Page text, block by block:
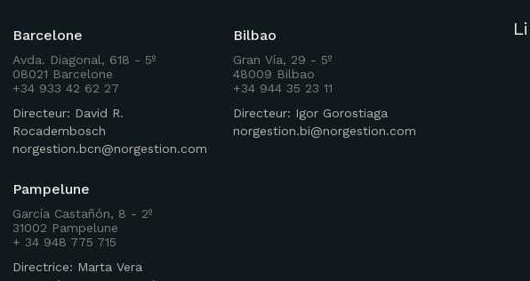
Barcelone
Avda. Diagonal, 618 - 5º
08021 Barcelone
+34 933 42 62 27
Directeur: David R.
Rocadembosch
norgestion.bcn@norgestion.com
Bilbao
Gran Vía, 29 - 5º
48009 Bilbao
+34 944 35 23 11
Directeur: Igor Gorostiaga
norgestion.bi@norgestion.com
Pampelune
García Castañón, 8 - 2º
31002 Pampelune
+ 34 948 775 715
Directrice: Marta Vera